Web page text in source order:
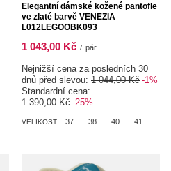
Elegantní dámské kožené pantofle
ve zlaté barvě VENEZIA
L012LEGOOBK093
1 043,00 Kč / pár
Nejnižší cena za posledních 30
dnů před slevou: 1 044,00 Kč -1%
Standardní cena:
1 390,00 Kč -25%
VELIKOST: 37 38 40 41